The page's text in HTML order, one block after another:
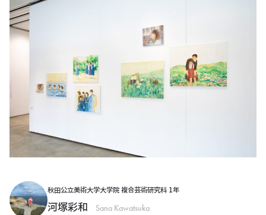
秋田公立美術大学大学院 複合芸術研究科 1年
河塚彩和 Sana Kawatsuka